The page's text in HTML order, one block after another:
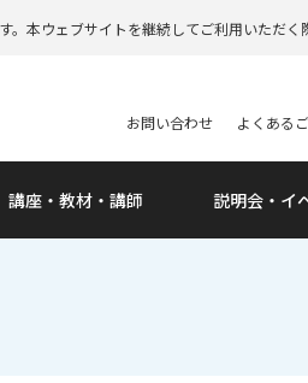
本ウェブサイトを継続してご利用いただく
講座・教材・講師 説明会・ イ
お問い合わせ よくある